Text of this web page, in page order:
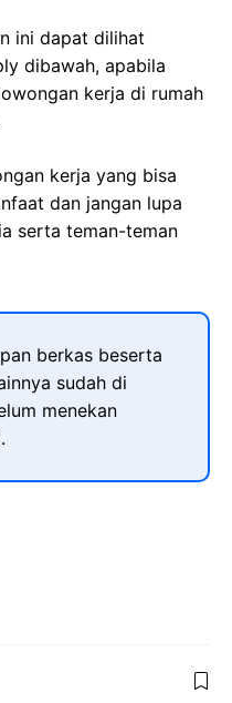
ini dapat dilihat
dibawah, apabila
kerja di rumah
kerja yang bisa
dan jangan lupa
serta teman-teman
berkas beserta
sudah di
menekan